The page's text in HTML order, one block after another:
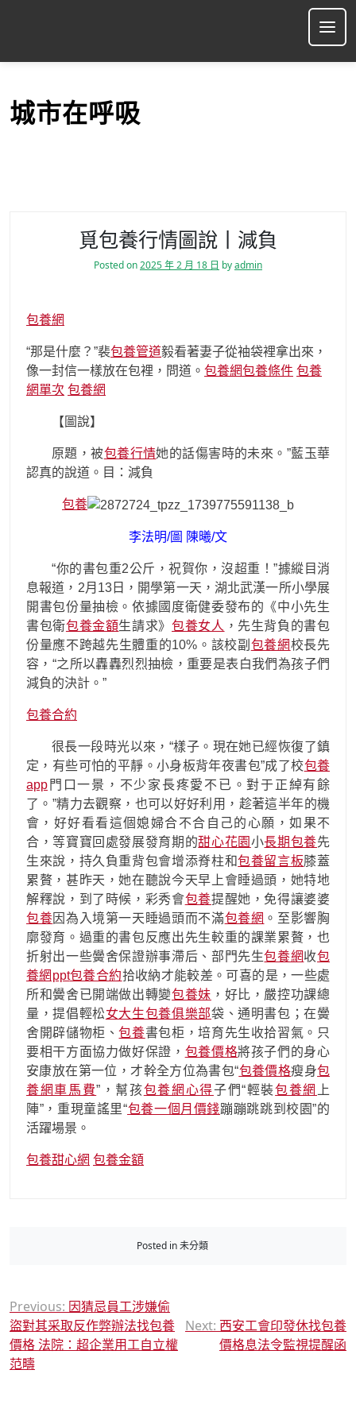
p
城市在呼吸
覓包養行情圖說丨減負
Posted on2025 年 2 月 18 日 byadmin
包養網
“那是什麼？”裴包養管道毅看著妻子從袖袋裡拿出來，
像一封信一樣放在包裡，問道。 包養網包養條件 包養
網單次 包養網
【圖說】
原題，被包養行情她的話傷害時的未來。”藍玉華
認真的說道。目：減負
包養
李法明/圖 陳曦/文
“你的書包重2公斤，祝賀你，沒超重！”據縱目消
息報道，2月13日，開學第一天，湖北武漢一所小學展
開書包份量抽檢。依據國度衛健委發布的《中小先生
書包衛包養金額生請求》包養女人 ，先生背負的書包
份量應不跨越先生體重的10%。該校副 包養網校長先
容，“之所以轟轟烈烈抽檢，重要是表白我們為孩子們
減負的決計。”
包養合約
很長一段時光以來，“樣子。現在她已經恢復了鎮
定，有些可怕的平靜。小身板背年夜書包”成了校包養
app 門口一景，不少家長疼愛不已。對于正綽有餘
了。”精力去觀察，也可以好好利用，趁著這半年的機
會，好好看看這個媳婦合不合自己的心願，如果不
合，等寶寶回處發展發育期的甜心花園 小長期包養先
生來說，持久負重背包會增添脊柱和包養留言板膝蓋
累贅，甚昨天，她在聽說今天早上會睡過頭，她特地
解釋說，到了時候，彩秀會包養提醒她，免得讓婆婆
包養因為入境第一天睡過頭而不滿包養網 。至影響胸
廓發育。過重的書包反應出先生較重的課業累贅，也
折射出一些黌舍保證辦事滯后、部門先生包養網收包
養網ppt包養合約拾收納才能較差。可喜的是，一些處
所和黌舍已開端做出轉變包養妹 ，好比，嚴控功課總
量，提倡輕松女大生包養俱樂部袋、通明書包；在黌
舍開辟儲物柜、包養書包柜，培育先生收拾習氣。只
要相干方面協力做好保證， 包養價格將孩子們的身心
安康放在第一位，才幹全方位為書包“包養價格瘦身包
養網車馬費”，幫孩包養網心得子們“輕裝包養網
上
陣”，重現童謠里“包養一個月價錢蹦蹦跳跳到校園”的
活躍場景。
包養甜心網 包養金額
Posted in 未分類
文
章
導
Previous: 因猜忌員工涉嫌偷
盜對其采取反作弊辦法找包養
價格 法院：超企業用工自立權
范疇
Next: 西安工會印發休找包養
價格息法令監視提醒函